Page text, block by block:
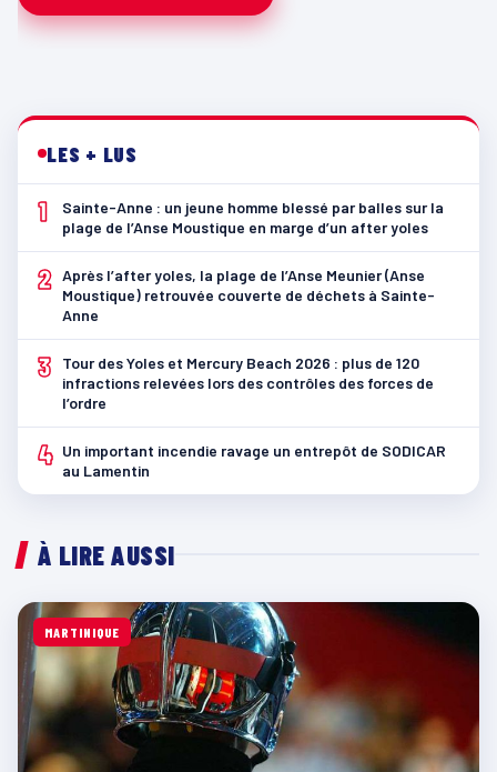
LES + LUS
1
Sainte-Anne : un jeune homme blessé par balles sur la
plage de l’Anse Moustique en marge d’un after yoles
2 Après l’after yoles, la plage de l’Anse Meunier (Anse
Moustique) retrouvée couverte de déchets à Sainte-
Anne
3
Tour des Yoles et Mercury Beach 2026 : plus de 120
infractions relevées lors des contrôles des forces de
l’ordre
4 Un important incendie ravage un entrepôt de SODICAR
au Lamentin
À LIRE AUSSI
MARTINIQUE